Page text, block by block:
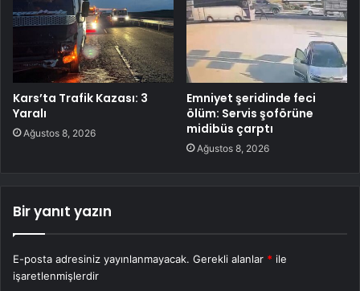
Kars’ta Trafik Kazası: 3
Yaralı
Ağustos 8, 2026
Emniyet şeridinde feci
ölüm: Servis şoförüne
midibüs çarptı
Ağustos 8, 2026
Bir yanıt yazın
E-posta adresiniz yayınlanmayacak. Gerekli alanlar * ile
işaretlenmişlerdir